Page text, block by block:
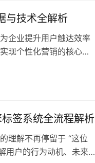
与技术全解析
企业提升用户触达效率
现个性化营销的核心驱
签系统全流程解析
理解不再停留于 “这位
用户的行为动机、未来